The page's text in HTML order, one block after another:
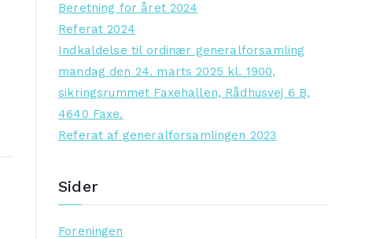
Beretning for året 2024
Referat 2024
Indkaldelse til ordinær generalforsamling
mandag den 24. marts 2025 kl. 1900,
sikringsrummet Faxehallen, Rådhusvej 6 B,
4640 Faxe.
Referat af generalforsamlingen 2023
Sider
Foreningen